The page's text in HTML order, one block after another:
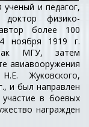
и педагог,
доктор физико-
более 100
ноября 1919 г.
МГУ, затем
авиавооружения
Жуковского,
и был направлен
в боевых
награжден